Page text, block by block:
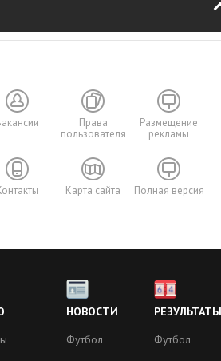
Права
пользователя
Размещение
рекламы
Карта сайта Полная версия
НОВОСТИ
Футбол
РЕЗУЛЬТАТЫ
Футбол